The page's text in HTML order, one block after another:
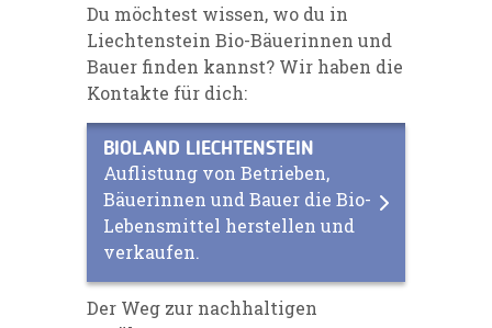
Du möchtest wissen, wo du in
Liechtenstein Bio-Bäuerinnen und
Bauer finden kannst? Wir haben die
Kontakte für dich:
BIOLAND LIECHTENSTEIN
Auflistung von Betrieben,
Bäuerinnen und Bauer die Bio-
Lebensmittel herstellen und
verkaufen.
Der Weg zur nachhaltigen